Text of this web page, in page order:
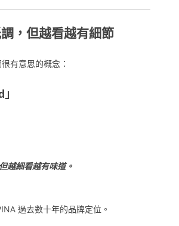
，但越看越有細節
有意思的概念：
越細看越有味道。
過去數十年的品牌定位。